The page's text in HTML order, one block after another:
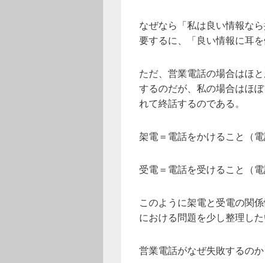
なぜなら「私は良い情報な
要するに、「良い情報に耳
ただ、営業電話の場合はほ
するのだが、私の場合はほ
れて終話するのである。
架電＝電話をかけること（電
受電＝電話を受けること（
このように架電と受電の関
における問題を少し整理した
営業電話がなぜ失敗するのか